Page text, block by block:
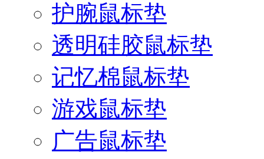
护腕鼠标垫
透明硅胶鼠标垫
记忆棉鼠标垫
游戏鼠标垫
广告鼠标垫